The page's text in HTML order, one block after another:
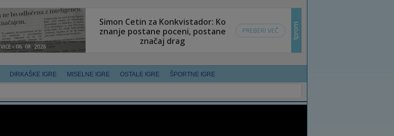
DIRKAŠKE IGRE MISELNE IGRE OSTALE IGRE ŠPORTNE IGRE